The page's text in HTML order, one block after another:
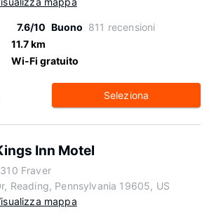
7.6/10 Buono 811 recensioni
11.7 km
Wi-Fi gratuito
Seleziona
Inn Motel
Fraver
Reading, Pennsylvania 19605, US
mappa